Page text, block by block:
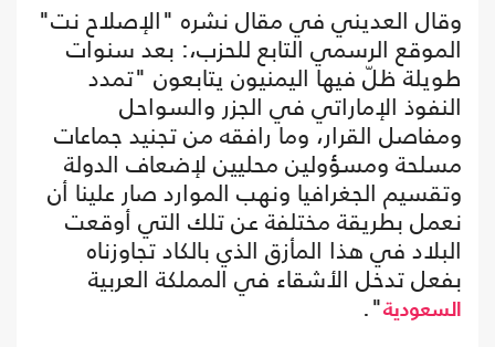
وقال العديني في مقال نشره "الإصلاح نت"
الموقع الرسمي التابع للحزب،: بعد سنوات
طويلة ظلّ فيها اليمنيون يتابعون "تمدد
النفوذ الإماراتي في الجزر والسواحل
ومفاصل القرار، وما رافقه من تجنيد جماعات
مسلحة ومسؤولين محليين لإضعاف الدولة
وتقسيم الجغرافيا ونهب الموارد صار علينا أن
نعمل بطريقة مختلفة عن تلك التي أوقعت
البلاد في هذا المأزق الذي بالكاد تجاوزناه
بفعل تدخل الأشقاء في المملكة العربية
السعودية".